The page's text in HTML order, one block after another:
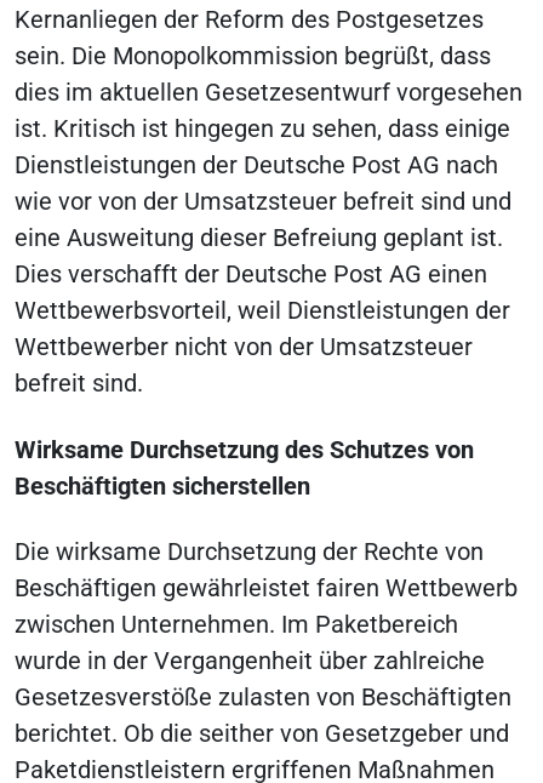
Kernanliegen der Reform des Postgesetzes
sein. Die Monopolkommission begrüßt, dass
dies im aktuellen Gesetzesentwurf vorgesehen
ist. Kritisch ist hingegen zu sehen, dass einige
Dienstleistungen der Deutsche Post AG nach
wie vor von der Umsatzsteuer befreit sind und
eine Ausweitung dieser Befreiung geplant ist.
Dies verschafft der Deutsche Post AG einen
Wettbewerbsvorteil, weil Dienstleistungen der
Wettbewerber nicht von der Umsatzsteuer
befreit sind.
Wirksame Durchsetzung des Schutzes von
Beschäftigten sicherstellen
Die wirksame Durchsetzung der Rechte von
Beschäftigen gewährleistet fairen Wettbewerb
zwischen Unternehmen. Im Paketbereich
wurde in der Vergangenheit über zahlreiche
Gesetzesverstöße zulasten von Beschäftigten
berichtet. Ob die seither von Gesetzgeber und
Paketdienstleistern ergriffenen Maßnahmen